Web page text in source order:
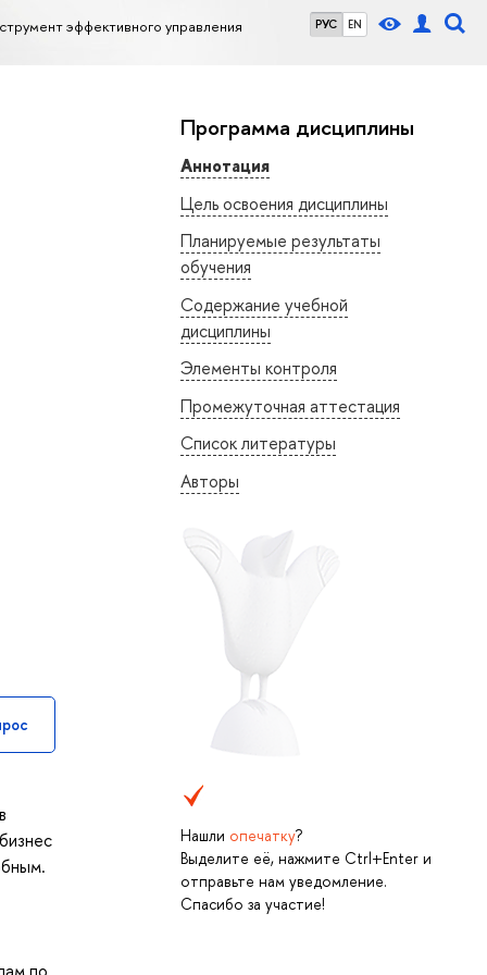
РУС EN
эффективного управления
Программа дисциплины
Аннотация
Цель освоения дисциплины
Планируемые результаты
обучения
Содержание учебной
дисциплины
Элементы контроля
Промежуточная аттестация
Список литературы
Авторы
Нашли опечатку?
Выделите её, нажмите Ctrl+Enter и
отправьте нам уведомление.
Спасибо за участие!